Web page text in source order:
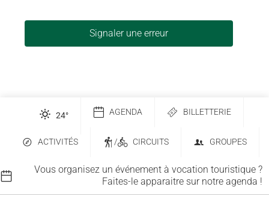
Signaler une erreur
24° AGENDA BILLETTERIE
ACTIVITÉS / CIRCUITS GROUPES
Vous organisez un événement à vocation touristique ?
Faites-le apparaitre sur notre agenda !